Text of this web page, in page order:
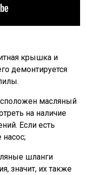
крышка и
демонтируется
масляный
на наличие
Если есть
насос;
шланги
значит, их также